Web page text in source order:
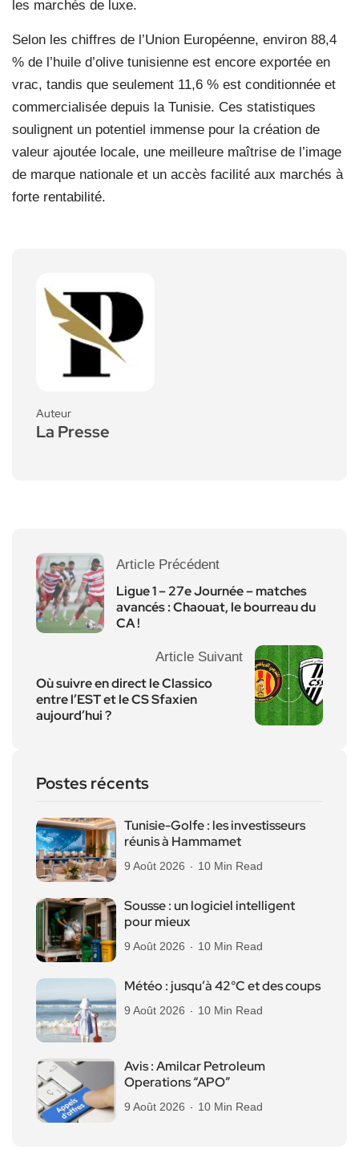
les marchés de luxe.
Selon les chiffres de l’Union Européenne, environ 88,4
% de l’huile d’olive tunisienne est encore exportée en
vrac, tandis que seulement 11,6 % est conditionnée et
commercialisée depuis la Tunisie. Ces statistiques
soulignent un potentiel immense pour la création de
valeur ajoutée locale, une meilleure maîtrise de l’image
de marque nationale et un accès facilité aux marchés à
forte rentabilité.
Auteur
La Presse
Article Précédent
Ligue 1 – 27e Journée – matches
avancés : Chaouat, le bourreau du
CA !
Article Suivant
Où suivre en direct le Classico
entre l’EST et le CS Sfaxien
aujourd’hui ?
Postes récents
Tunisie-Golfe : les investisseurs
réunis à Hammamet
9 Août 2026 10 Min Read
Sousse : un logiciel intelligent
pour mieux
9 Août 2026 10 Min Read
Météo : jusqu’à 42°C et des coups
9 Août 2026 10 Min Read
Avis : Amilcar Petroleum
Operations “APO”
9 Août 2026 10 Min Read